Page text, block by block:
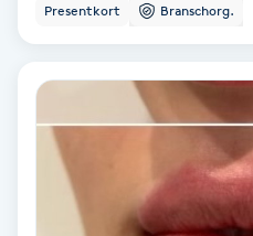
Skönhet
Slingor
Sockring
Presentkort Branschorg.